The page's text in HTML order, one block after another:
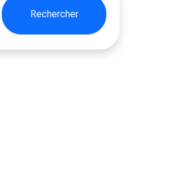
Rechercher